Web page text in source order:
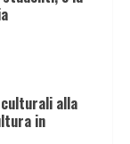
alla
in